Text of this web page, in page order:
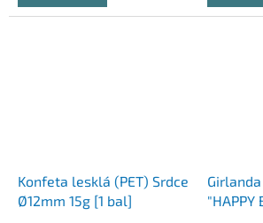
Konfeta lesklá (PET) Srdce
Ø12mm 15g [1 bal]
"HAPPY